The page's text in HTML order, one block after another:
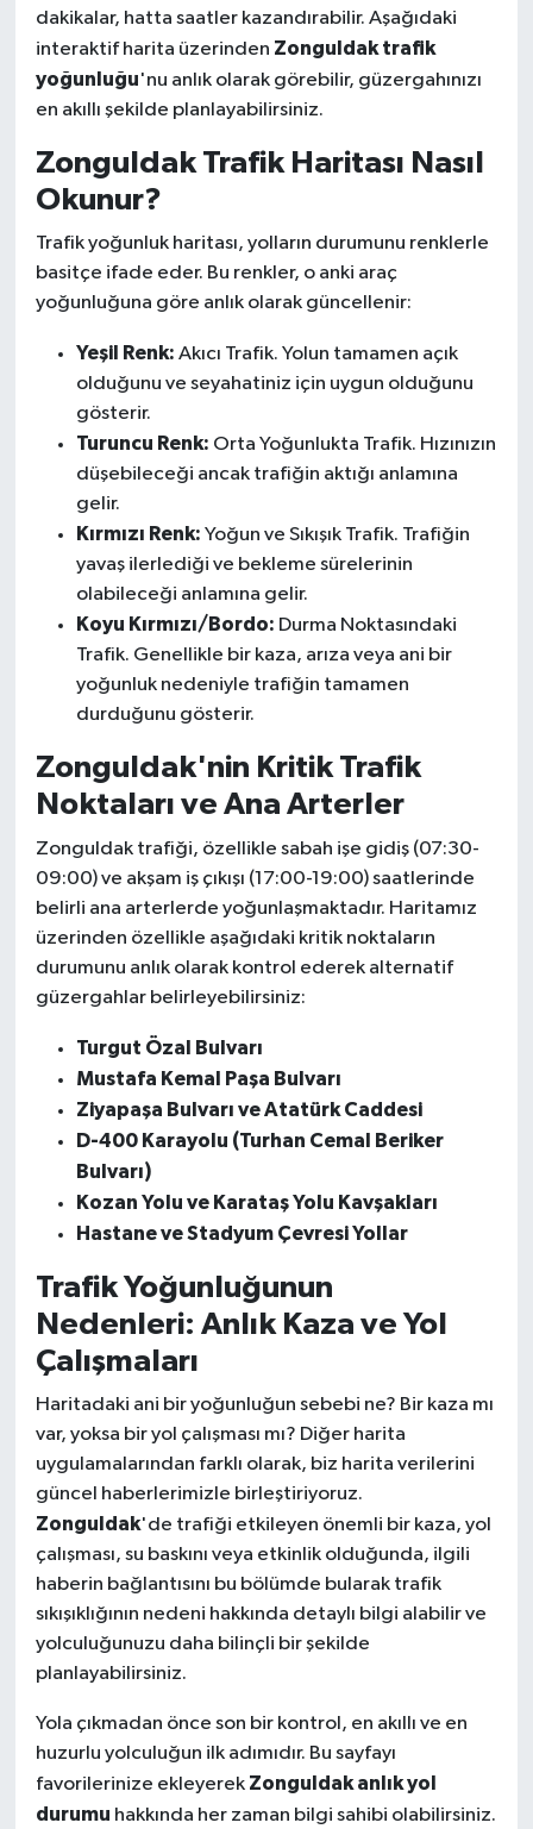
dakikalar, hatta saatler kazandırabilir. Aşağıdaki
interaktif harita üzerinden Zonguldak trafik
yoğunluğu'nu anlık olarak görebilir, güzergahınızı
en akıllı şekilde planlayabilirsiniz.
Zonguldak Trafik Haritası Nasıl
Okunur?
Trafik yoğunluk haritası, yolların durumunu renklerle
basitçe ifade eder. Bu renkler, o anki araç
yoğunluğuna göre anlık olarak güncellenir:
Yeşil Renk: Akıcı Trafik. Yolun tamamen açık
olduğunu ve seyahatiniz için uygun olduğunu
gösterir.
Turuncu Renk: Orta Yoğunlukta Trafik. Hızınızın
düşebileceği ancak trafiğin aktığı anlamına
gelir.
Kırmızı Renk: Yoğun ve Sıkışık Trafik. Trafiğin
yavaş ilerlediği ve bekleme sürelerinin
olabileceği anlamına gelir.
Koyu Kırmızı/Bordo: Durma Noktasındaki
Trafik. Genellikle bir kaza, arıza veya ani bir
yoğunluk nedeniyle trafiğin tamamen
durduğunu gösterir.
Zonguldak'nin Kritik Trafik
Noktaları ve Ana Arterler
Zonguldak trafiği, özellikle sabah işe gidiş (07:30-
09:00) ve akşam iş çıkışı (17:00-19:00) saatlerinde
belirli ana arterlerde yoğunlaşmaktadır. Haritamız
üzerinden özellikle aşağıdaki kritik noktaların
durumunu anlık olarak kontrol ederek alternatif
güzergahlar belirleyebilirsiniz:
Turgut Özal Bulvarı
Mustafa Kemal Paşa Bulvarı
Ziyapaşa Bulvarı ve Atatürk Caddesi
D-400 Karayolu (Turhan Cemal Beriker
Bulvarı)
Kozan Yolu ve Karataş Yolu Kavşakları
Hastane ve Stadyum Çevresi Yollar
Trafik Yoğunluğunun
Nedenleri: Anlık Kaza ve Yol
Çalışmaları
Haritadaki ani bir yoğunluğun sebebi ne? Bir kaza mı
var, yoksa bir yol çalışması mı? Diğer harita
uygulamalarından farklı olarak, biz harita verilerini
güncel haberlerimizle birleştiriyoruz.
Zonguldak'de trafiği etkileyen önemli bir kaza, yol
çalışması, su baskını veya etkinlik olduğunda, ilgili
haberin bağlantısını bu bölümde bularak trafik
sıkışıklığının nedeni hakkında detaylı bilgi alabilir ve
yolculuğunuzu daha bilinçli bir şekilde
planlayabilirsiniz.
Yola çıkmadan önce son bir kontrol, en akıllı ve en
huzurlu yolculuğun ilk adımıdır. Bu sayfayı
favorilerinize ekleyerek Zonguldak anlık yol
durumu hakkında her zaman bilgi sahibi olabilirsiniz.